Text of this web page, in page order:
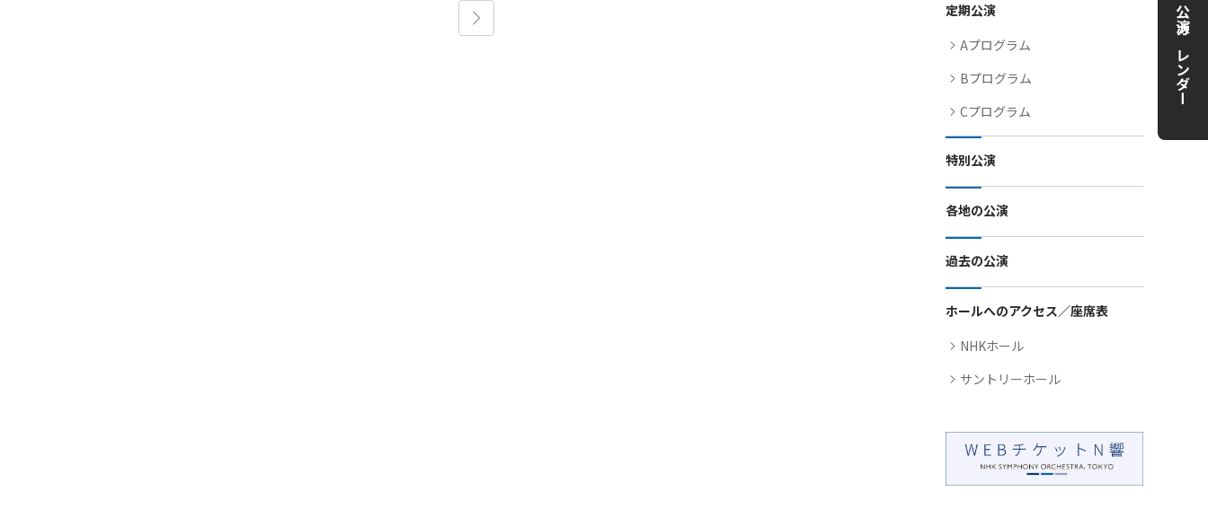
定期公演
Aプログラム
Bプログラム
Cプログラム
特別公演
各地の公演
過去の公演
ホールへのアクセス／座席表
NHKホール
サントリーホール
公演カレンダー